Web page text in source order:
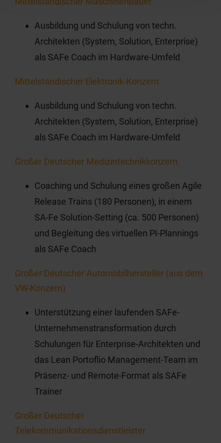
Ausbildung und Schulung von techn.
Architekten (System, Solution, Enterprise)
als SAFe Coach im Hardware-Umfeld
Mittelständischer Elektronik-Konzern
Ausbildung und Schulung von techn.
Architekten (System, Solution, Enterprise)
als SAFe Coach im Hardware-Umfeld
Großer Deutscher Medizintechnikkonzern
Coaching und Schulung eines großen Agile
Release Trains (180 Personen), in einem
SA-Fe Solution-Setting (ca. 500 Personen)
und Begleitung des virtuellen PI-Plannings
als SAFe Coach
Großer Deutscher Automobilhersteller (aus dem
VW-Konzern)
Unterstützung einer laufenden SAFe-
Unternehmenstransformation durch
Schulungen für Enterprise-Architekten und
das Lean Portoflio Management-Team im
Präsenz- und Remote-Format als SAFe
Trainer
Großer Deutscher
Telekommunikationsdienstleister